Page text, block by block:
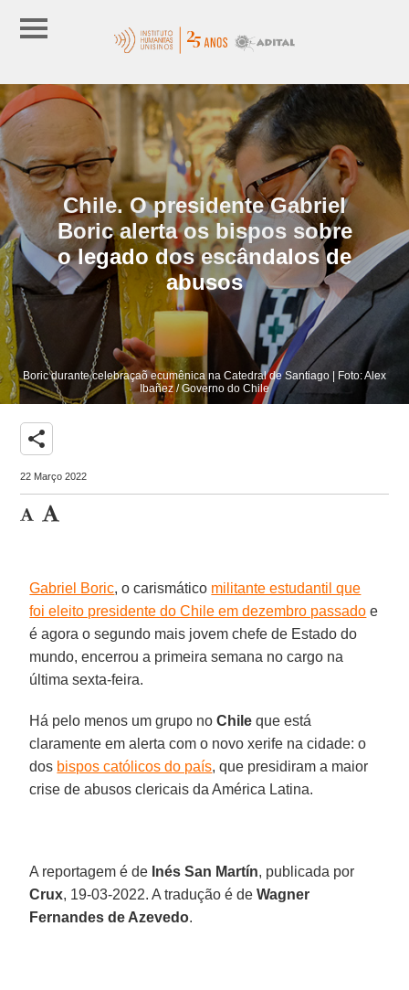
Chile. O presidente Gabriel
Boric alerta os bispos sobre
o legado dos escândalos de
abusos
Boric durante celebraçaõ ecumênica na Catedral de Santiago | Foto: Alex
Ibañez / Governo do Chile
share
22 Março 2022
Gabriel Boric, o carismático militante estudantil que
foi eleito presidente do Chile em dezembro passado e
é agora o segundo mais jovem chefe de Estado do
mundo, encerrou a primeira semana no cargo na
última sexta-feira.
Há pelo menos um grupo noChile que está
claramente em alerta com o novo xerife na cidade: o
dos bispos católicos do país, que presidiram a maior
crise de abusos clericais da América Latina.
A reportagem é de Inés San Martín, publicada por
Crux, 19-03-2022. A tradução é deWagner
Fernandes de Azevedo.